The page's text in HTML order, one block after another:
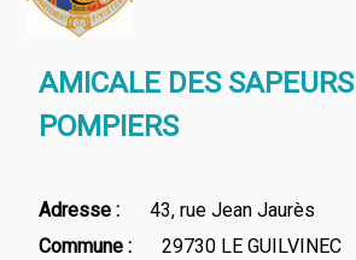
AMICALE DES SAPEURS
POMPIERS
Adresse
43, rue Jean Jaurès
Commune
29730 LE GUILVINEC